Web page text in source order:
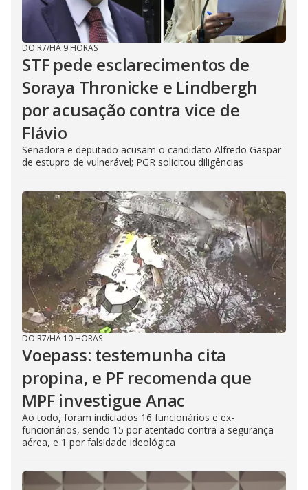
DO R7/HÁ 9 HORAS
STF pede esclarecimentos de
Soraya Thronicke e Lindbergh
por acusação contra vice de
Flávio
Senadora e deputado acusam o candidato Alfredo Gaspar
de estupro de vulnerável; PGR solicitou diligências
DO R7/HÁ 10 HORAS
Voepass: testemunha cita
propina, e PF recomenda que
MPF investigue Anac
Ao todo, foram indiciados 16 funcionários e ex-
funcionários, sendo 15 por atentado contra a segurança
aérea, e 1 por falsidade ideológica